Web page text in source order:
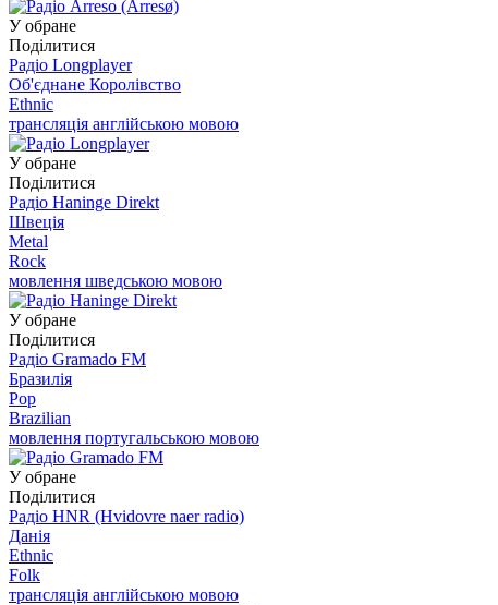
У обране
Поділитися
Радіо Longplayer
Об'єднане Королівство
Ethnic
трансляція англійською мовою
У обране
Поділитися
Радіо Haninge Direkt
Швеція
Metal
Rock
мовлення шведською мовою
У обране
Поділитися
Радіо Gramado FM
Бразилія
Pop
Brazilian
мовлення португальською мовою
У обране
Поділитися
Радіо HNR (Hvidovre naer radio)
Данія
Ethnic
Folk
трансляція англійською мовою